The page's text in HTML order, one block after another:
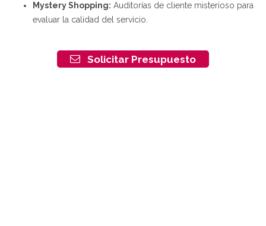
Mystery Shopping: Auditorías de cliente misterioso para
evaluar la calidad del servicio.
Solicitar Presupuesto